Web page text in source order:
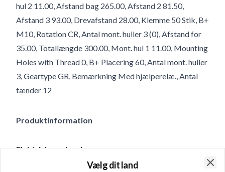
hul 2 11.00, Afstand bag 265.00, Afstand 2 81.50,
Afstand 3 93.00, Drevafstand 28.00, Klemme 50 Stik, B+
M10, Rotation CR, Antal mont. huller 3 (0), Afstand for
35.00, Totallængde 300.00, Mont. hul 1 11.00, Mounting
Holes with Thread 0, B+ Placering 60, Antal mont. huller
3, Geartype GR, Bemærkning Med hjælperelæ., Antal
tænder 12
Produktinformation
Elektriske oplysninger
Vælg dit land